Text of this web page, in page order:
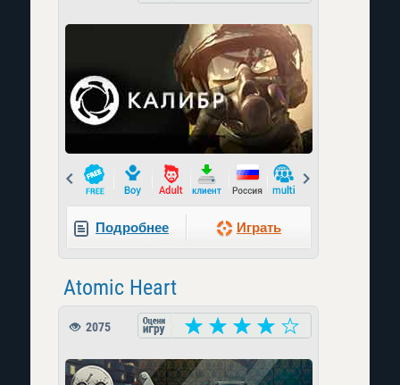
Prev
Подробнее Играть
Atomic Heart
2075